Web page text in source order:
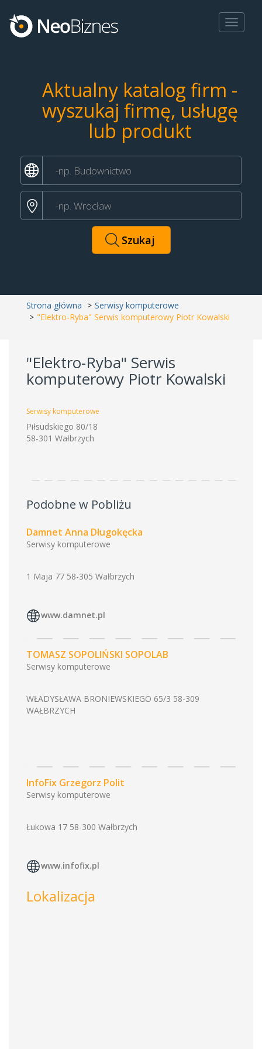
Toggle
Aktualny katalog firm -
wyszukaj firmę, usługę
lub produkt
Strona główna
Serwisy komputerowe
"Elektro-Ryba" Serwis komputerowy Piotr Kowalski
"Elektro-Ryba" Serwis
komputerowy Piotr Kowalski
Serwisy komputerowe
Piłsudskiego 80/18
58-301 Wałbrzych
Podobne w Pobliżu
Damnet Anna Długokęcka
Serwisy komputerowe
1 Maja 77 58-305 Wałbrzych
www.damnet.pl
TOMASZ SOPOLIŃSKI SOPOLAB
Serwisy komputerowe
WŁADYSŁAWA BRONIEWSKIEGO 65/3 58-309
WAŁBRZYCH
InfoFix Grzegorz Polit
Serwisy komputerowe
Łukowa 17 58-300 Wałbrzych
www.infofix.pl
Lokalizacja